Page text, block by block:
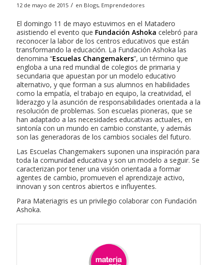
12 de mayo de 2015 / en Blogs, Emprendedores
El domingo 11 de mayo estuvimos en el Matadero
asistiendo el evento que Fundación Ashoka celebró para
reconocer la labor de los centros educativos que están
transformando la educación. La Fundación Ashoka las
denomina “Escuelas Changemakers”, un término que
engloba a una red mundial de colegios de primaria y
secundaria que apuestan por un modelo educativo
alternativo, y que forman a sus alumnos en habilidades
como la empatía, el trabajo en equipo, la creatividad, el
liderazgo y la asunción de responsabilidades orientada a la
resolución de problemas. Son escuelas pioneras, que se
han adaptado a las necesidades educativas actuales, en
sintonía con un mundo en cambio constante, y además
son las generadoras de los cambios sociales del futuro.
Las Escuelas Changemakers suponen una inspiración para
toda la comunidad educativa y son un modelo a seguir. Se
caracterizan por tener una visión orientada a formar
agentes de cambio, promueven el aprendizaje activo,
innovan y son centros abiertos e influyentes.
Para Materiagris es un privilegio colaborar con Fundación
Ashoka.